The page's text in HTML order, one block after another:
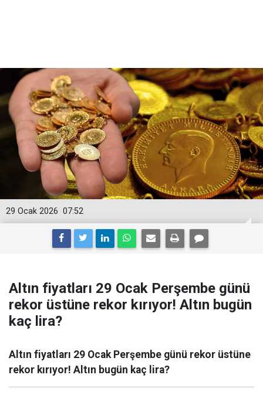
07:52
29 Ocak 2026
Altın fiyatları 29 Ocak Perşembe günü
rekor üstüne rekor kırıyor! Altın bugün
kaç lira?
Altın fiyatları 29 Ocak Perşembe günü rekor üstüne
rekor kırıyor! Altın bugün kaç lira?